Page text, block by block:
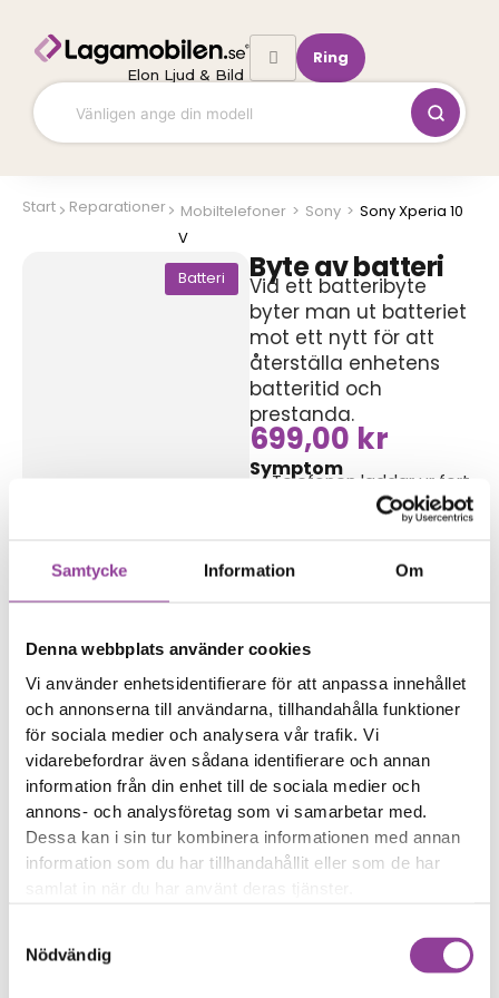
Samtycke Information Om
Denna webbplats använder cookies
Vi använder enhetsidentifierare för att anpassa innehållet
och annonserna till användarna, tillhandahålla funktioner
för sociala medier och analysera vår trafik. Vi
vidarebefordrar även sådana identifierare och annan
information från din enhet till de sociala medier och
annons- och analysföretag som vi samarbetar med.
Dessa kan i sin tur kombinera informationen med annan
information som du har tillhandahållit eller som de har
Nödvändig
innehåll
Elon Ljud & Bild
Ring
Start Reparationer Mobiltelefoner > Sony > Sony Xperia 10
V
Batteri
Byte av batteri
Vid ett batteribyte
byter man ut batteriet
mot ett nytt för att
återställa enhetens
batteritid och
prestanda.
699,00 kr
Symptom
Telefonen laddar ur fort
Telefonen måste vara
starta
Batterinivån ändras
Reparations tid – Ca 45
minuter
Boka tid
modell